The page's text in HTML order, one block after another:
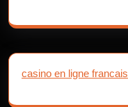
casino en ligne francais